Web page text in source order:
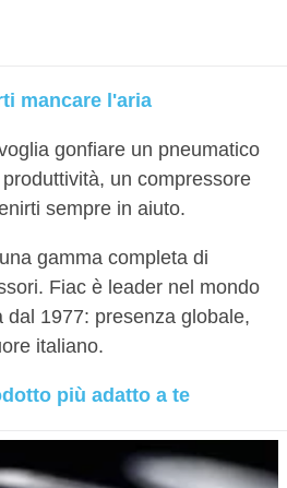
mancare l'aria
gonfiare un pneumatico
un compressore
sempre in aiuto.
gamma completa di
Fiac è leader nel mondo
dal 1977: presenza globale,
italiano.
più adatto a te